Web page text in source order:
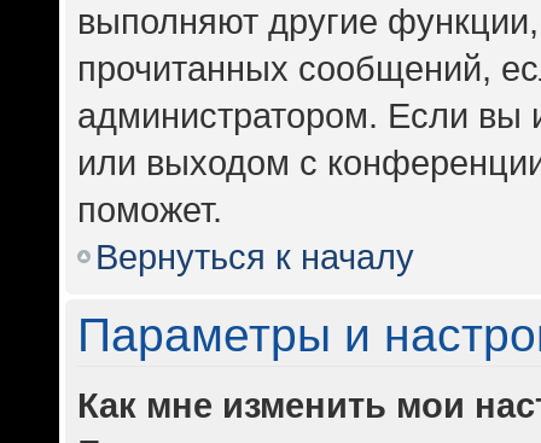
выполняют другие
прочитанных сообщений,
администратором. Если вы
или выходом с
поможет.
Вернуться к началу
Параметры и
Как мне изменить мои